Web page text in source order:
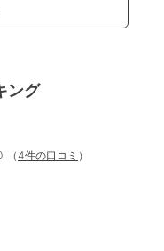
ング
（4件の口コミ ）